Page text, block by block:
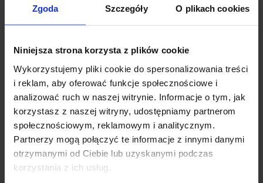
Zgoda Szczegóły O plikach cookies
Niniejsza strona korzysta z plików cookie
Wykorzystujemy pliki cookie do spersonalizowania treści
i reklam, aby oferować funkcje społecznościowe i
analizować ruch w naszej witrynie. Informacje o tym, jak
korzystasz z naszej witryny, udostępniamy partnerom
społecznościowym, reklamowym i analitycznym.
Partnerzy mogą połączyć te informacje z innymi danymi
otrzymanymi od Ciebie lub uzyskanymi podczas
korzystania z ich usług.
Opis
Kobi OSLO LED
to oprawa podtynkowa z możliwością
wychylenia reflektora w zakresie 0-90°. Lampa posiada
możliwość wychylenia, bez możliwości obracania
wokół własnej osi. Wbudowana dioda LED o mocy 10W